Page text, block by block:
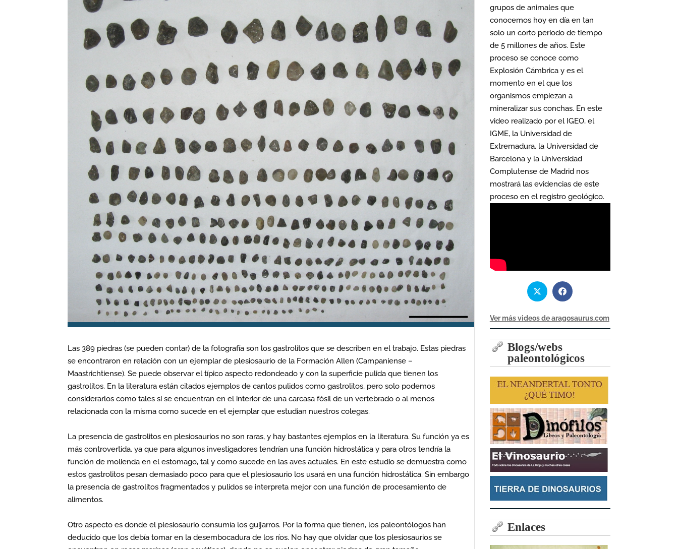
Las 389 piedras (se pueden contar) de la fotografía son los gastrolitos que se describen en el trabajo. Estas piedras
se encontraron en relación con un ejemplar de plesiosaurio de la Formación Allen (Campaniense –
Maastrichtiense). Se puede observar el típico aspecto redondeado y con la superficie pulida que tienen los
gastrolitos. En la literatura están citados ejemplos de cantos pulidos como gastrolitos, pero solo podemos
considerarlos como tales si se encuentran en el interior de una carcasa fósil de un vertebrado o al menos
relacionada con la misma como sucede en el ejemplar que estudian nuestros colegas.
La presencia de gastrolitos en plesiosaurios no son raras, y hay bastantes ejemplos en la literatura. Su función ya es
más controvertida, ya que para algunos investigadores tendrían una función hidrostática y para otros tendría la
función de molienda en el estomago, tal y como sucede en las aves actuales. En este estudio se demuestra como
estos gastrolitos pesan demasiado poco para que el plesiosaurio los usará en una función hidrostática. Sin embargo
la presencia de gastrolitos fragmentados y pulidos se interpreta mejor con una función de procesamiento de
alimentos.
Otro aspecto es donde el plesiosaurio consumía los guijarros. Por la forma que tienen, los paleontólogos han
deducido que los debía tomar en la desembocadura de los ríos. No hay que olvidar que los plesiosaurios se
grupos de animales que
conocemos hoy en día en tan
solo un corto periodo de tiempo
de 5 millones de años. Este
proceso se conoce como
Explosión Cámbrica y es el
momento en el que los
organismos empiezan a
mineralizar sus conchas. En este
video realizado por el IGEO, el
IGME, la Universidad de
Extremadura, la Universidad de
Barcelona y la Universidad
Complutense de Madrid nos
mostrará las evidencias de este
proceso en el registro geológico.
Ver más videos de aragosaurus.com
Blogs/webs
paleontológicos
Enlaces